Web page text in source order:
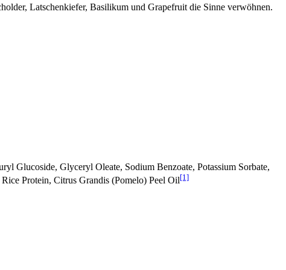
Latschenkiefer, Basilikum und Grapefruit die Sinne verwöhnen.
Glucoside, Glyceryl Oleate, Sodium Benzoate, Potassium Sorbate,
Protein, Citrus Grandis (Pomelo) Peel Oil[1]